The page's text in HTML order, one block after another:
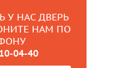
У НАС ДВЕРЬ
НАМ ПО
04-40